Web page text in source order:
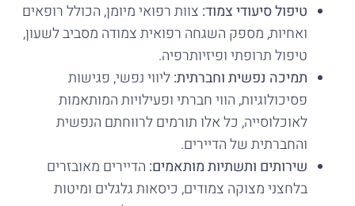
טיפול סיעודי צמוד: צוות רפואי מיומן, הכולל רופאים
ואחיות, מספק השגחה רפואית צמודה מסביב לשעון,
טיפול תרופתי ופיזיותרפיה.
תמיכה נפשית וחברתית:ליווי נפשי, פגישות
פסיכולוגיות, הווי חברתי ופעילויות המותאמות
לאוכלוסייה, כל אלו תורמים לרווחתם הנפשית
והחברתית של הדיירים.
שירותים ותשתיות מותאמים: הדיירים מאובזרים
בלחצני מצוקה צמודים, כיסאות גלגלים ומיטות